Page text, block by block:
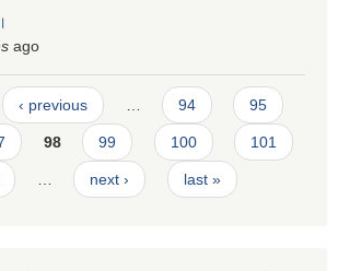
ago
‹ previous … 94 95
98 99 100 101
… next › last »